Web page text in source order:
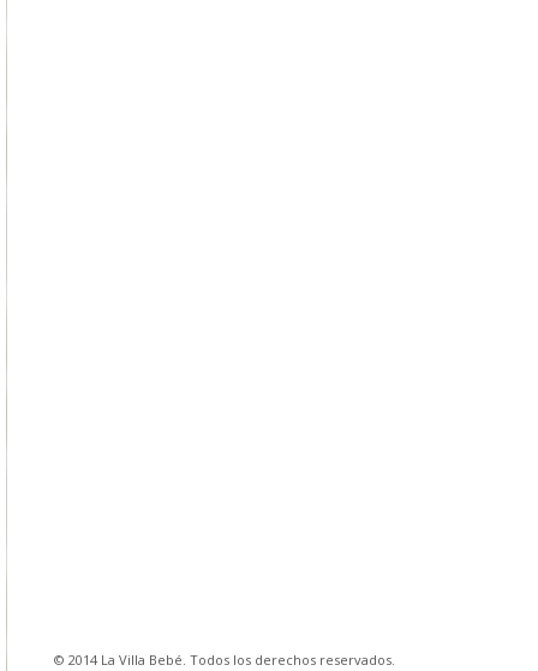
© 2014 La Villa Bebé. Todos los derechos reservados.